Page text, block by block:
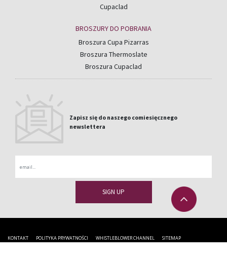
Cupaclad
BROSZURY DO POBRANIA
Broszura Cupa Pizarras
Broszura Thermoslate
Broszura Cupaclad
Zapisz się do naszego comiesięcznego
newslettera
KONTAKT POLITYKA PRYWATNOŚCI WHISTLEBLOWER CHANNEL SITEMAP